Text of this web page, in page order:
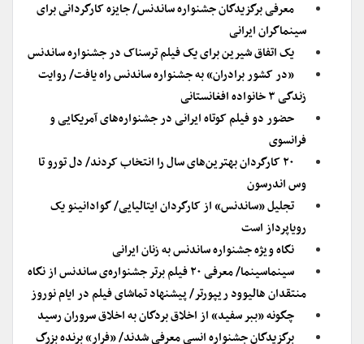
معرفی برگزیدگان جشنواره ساندنس/ جایزه کارگردانی برای
سینماگران ایرانی
یک اتفاق شیرین برای یک فیلم ترسناک در جشنواره ساندنس
«در کشور برادران» به جشنواره ساندنس راه یافت/ روایت
زندگی ۳ خانواده افغانستانی
حضور دو فیلم کوتاه ایرانی در جشنواره‌های آمریکایی و
فرانسوی
۲۰ کارگردان بهترین‌های سال را انتخاب کردند/ دل تورو تا
وس اندرسون
تجلیل «ساندنس» از کارگردان ایتالیایی/ گوادانینو یک
رویاپرداز است
نگاه ویژه جشنواره ساندنس به زنان ایرانی
سینماسینما/ معرفی ۲۰ فیلم برتر جشنواره‌ی ساندنس از نگاه
منتقدان هالیوود ریپورتر/ پیشنهاد تماشای فیلم در ایام نوروز
چگونه «ببر سفید» از اخلاق بردگان به اخلاق سروران رسید
برگزیدگان جشنواره انسی معرفی شدند/ «فرار» برنده بزرگ